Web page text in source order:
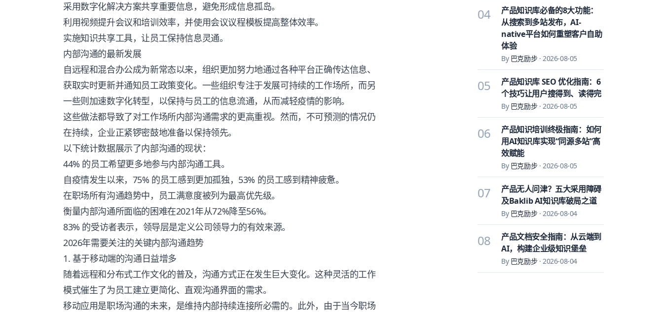
采用数字化解决方案共享重要信息，避免形成信息孤岛。
利用视频提升会议和培训效率，并使用会议议程模板提高整体效率。
实施知识共享工具，让员工保持信息灵通。
内部沟通的最新发展
自远程和混合办公成为新常态以来，组织更加努力地通过各种平台正确传达信息、
获取实时更新并通知员工政策变化。一些组织专注于发展可持续的工作场所，而另
一些则加速数字化转型，以保持与员工的信息流通，从而减轻疫情的影响。
这些做法都导致了对工作场所内部沟通需求的更高重视。然而，不可预测的情况仍
在持续，企业正紧锣密鼓地准备以保持领先。
以下统计数据展示了内部沟通的现状：
44% 的员工希望更多地参与内部沟通工具。
自疫情发生以来，75% 的员工感到更加孤独，53% 的员工感到精神疲惫。
在职场所有沟通趋势中，员工满意度被列为最高优先级。
衡量内部沟通所面临的困难在2021年从72%降至56%。
83% 的受访者表示，领导层是定义公司领导力的有效来源。
2026年需要关注的关键内部沟通趋势
1. 基于移动端的沟通日益增多
随着远程和分布式工作文化的普及，沟通方式正在发生巨大变化。这种灵活的工作
模式催生了为员工建立更简化、直观沟通界面的需求。
移动应用是职场沟通的未来，是维持内部持续连接所必需的。此外，由于当今职场
04
产品知识库必备的8大功能：
从搜索到多站发布，AI-
native平台如何重塑客户自助
体验
By 巴克励步·2026-08-05
05
产品知识库 SEO 优化指南：6
个技巧让用户搜得到、读得完
By 巴克励步·2026-08-05
06
产品知识培训终极指南：如何
用AI知识库实现“同源多站”高
效赋能
By 巴克励步·2026-08-05
07
产品无人问津？五大采用障碍
及Baklib AI知识库破局之道
By 巴克励步·2026-08-04
08
产品文档安全指南：从云端到
AI，构建企业级知识堡垒
By 巴克励步·2026-08-04